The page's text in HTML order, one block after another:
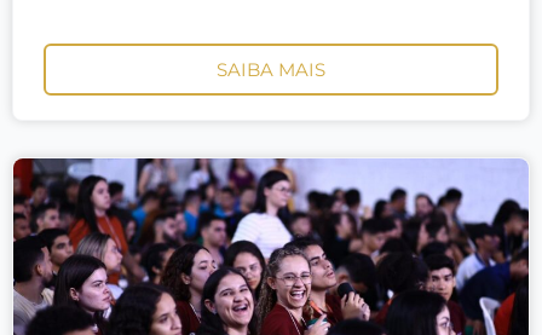
SAIBA MAIS